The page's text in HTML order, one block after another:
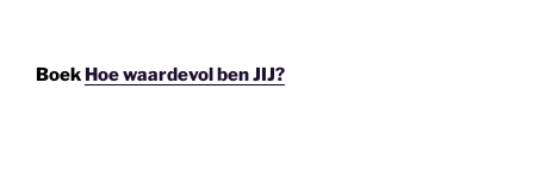
Boek Hoe waardevol ben JIJ?